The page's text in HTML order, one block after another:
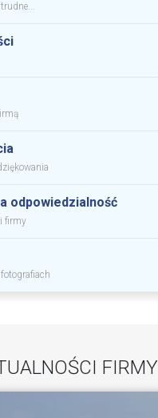
odpowiedzialność
firmy
FIRMY